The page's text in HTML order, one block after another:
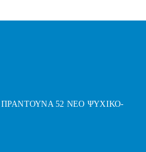
52 ΝΕΟ ΨΥΧΙΚΟ-